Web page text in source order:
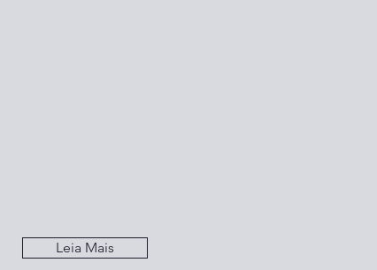
Leia Mais